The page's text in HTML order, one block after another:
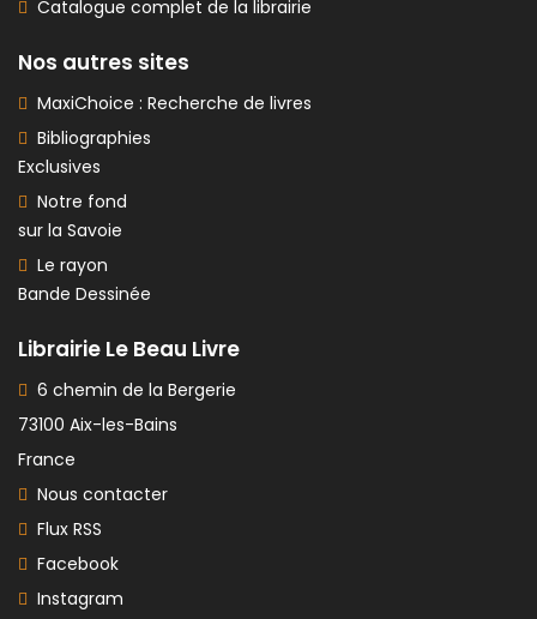
Catalogue complet de la librairie
Nos autres sites
MaxiChoice : Recherche de livres
Bibliographies
Exclusives
Notre fond
sur la Savoie
Le rayon
Bande Dessinée
Librairie Le Beau Livre
6 chemin de la Bergerie
73100 Aix-les-Bains
France
Nous contacter
Flux RSS
Facebook
Instagram